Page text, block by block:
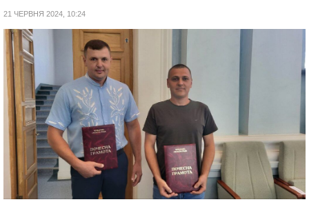
21 ЧЕРВНЯ 2024, 10:24